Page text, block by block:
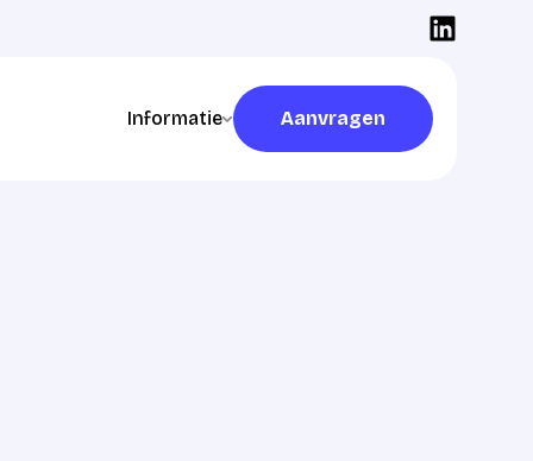
Informatie
Aanvragen
Aanvragen